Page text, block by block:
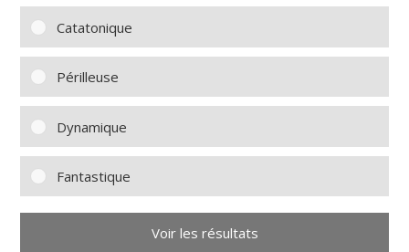
Catatonique
Périlleuse
Dynamique
Fantastique
Voir les résultats